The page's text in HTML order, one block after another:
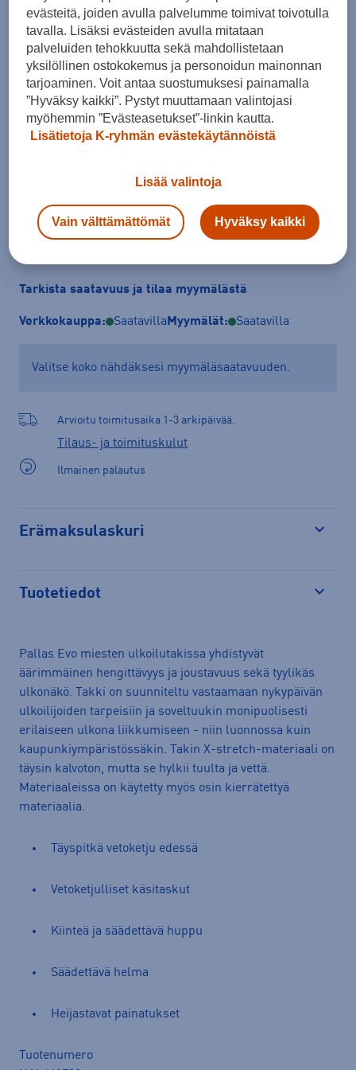
Koko
S XL
Lisää ostoskoriin
Tarkista saatavuus ja tilaa myymälästä
Verkkokauppa: Saatavilla Myymälät: Saatavilla
Valitse koko nähdäksesi myymäläsaatavuuden.
Arvioitu toimitusaika 1-3 arkipäivää.
Tilaus- ja toimituskulut
Ilmainen palautus
Erämaksulaskuri
Tuotetiedot
Pallas Evo miesten ulkoilutakissa yhdistyvät
äärimmäinen hengittävyys ja joustavuus sekä tyylikäs
ulkonäkö. Takki on suunniteltu vastaamaan nykypäivän
ulkoilijoiden tarpeisiin ja soveltuukin monipuolisesti
erilaiseen ulkona liikkumiseen - niin luonnossa kuin
kaupunkiympäristössäkin. Takin X-stretch-materiaali on
täysin kalvoton, mutta se hylkii tuulta ja vettä.
Materiaaleissa on käytetty myös osin kierrätettyä
materiaalia.
Täyspitkä vetoketju edessä
Vetoketjulliset käsitaskut
Kiinteä ja säädettävä huppu
Säädettävä helma
Heijastavat painatukset
Tuotenumero
evästeitä, joiden avulla palvelumme toimivat toivotulla
tavalla. Lisäksi evästeiden avulla mitataan
palveluiden tehokkuutta sekä mahdollistetaan
yksilöllinen ostokokemus ja personoidun mainonnan
tarjoaminen. Voit antaa suostumuksesi painamalla
”Hyväksy kaikki”. Pystyt muuttamaan valintojasi
myöhemmin ”Evästeasetukset”-linkin kautta.
Lisätietoja K-ryhmän evästekäytännöistä
Lisää valintoja
Vain välttämättömät Hyväksy kaikki